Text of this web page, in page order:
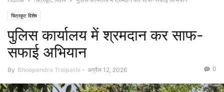
चित्रकूट विशेष
पुलिस कार्यालय में श्रमदान कर साफ-
सफाई अभियान
By Bhoopendra Traipathi - अप्रैल 12, 2026 0